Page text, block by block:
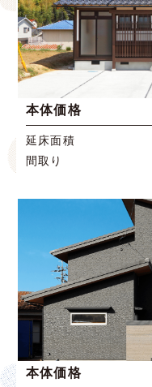
本体価格
延床面積
間取り
本体価格